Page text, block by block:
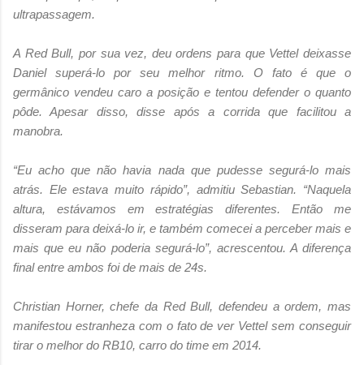
ultrapassagem.
A Red Bull, por sua vez, deu ordens para que Vettel deixasse
Daniel superá-lo por seu melhor ritmo. O fato é que o
germânico vendeu caro a posição e tentou defender o quanto
pôde. Apesar disso, disse após a corrida que facilitou a
manobra.
“Eu acho que não havia nada que pudesse segurá-lo mais
atrás. Ele estava muito rápido”, admitiu Sebastian. “Naquela
altura, estávamos em estratégias diferentes. Então me
disseram para deixá-lo ir, e também comecei a perceber mais e
mais que eu não poderia segurá-lo”, acrescentou. A diferença
final entre ambos foi de mais de 24s.
Christian Horner, chefe da Red Bull, defendeu a ordem, mas
manifestou estranheza com o fato de ver Vettel sem conseguir
tirar o melhor do RB10, carro do time em 2014.